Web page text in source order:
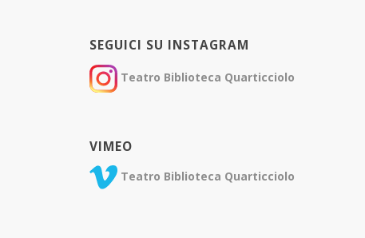
SEGUICI SU INSTAGRAM
Teatro Biblioteca Quarticciolo
VIMEO
Teatro Biblioteca Quarticciolo